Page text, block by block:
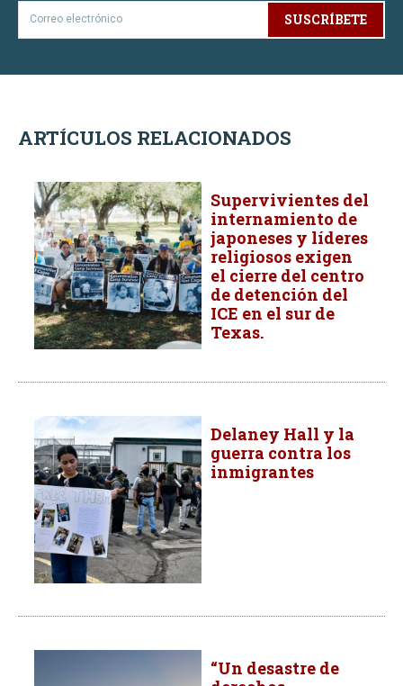
SUSCRÍBETE
ARTÍCULOS RELACIONADOS
Supervivientes del
internamiento de
japoneses y líderes
religiosos exigen
el cierre del centro
de detención del
ICE en el sur de
Texas.
Delaney Hall y la
guerra contra los
inmigrantes
“Un desastre de